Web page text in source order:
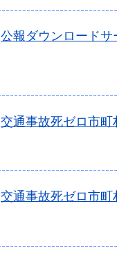
公報ダウンロードサ
交通事故死ゼロ市町
交通事故死ゼロ市町